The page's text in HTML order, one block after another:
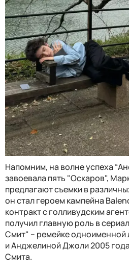
Напомним, на волне успеха
завоевала пять "Оскаров",
предлагают съемки в
он стал героем кампейна
контракт с голливудским
получил главную роль в
Смит" – ремейке одноименной
и Анджелиной Джоли 2005
Смита.